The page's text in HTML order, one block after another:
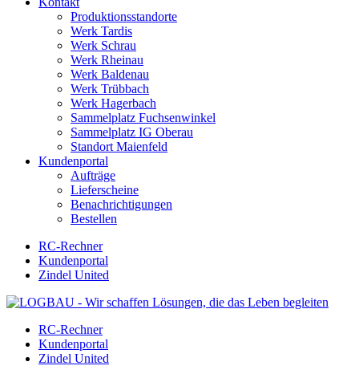
Produktionsstandorte
Werk Tardis
Werk Schrau
Werk Rheinau
Werk Baldenau
Werk Trübbach
Werk Hagerbach
Sammelplatz Fuchsenwinkel
Sammelplatz IG Oberau
Standort Maienfeld
Kundenportal
Aufträge
Lieferscheine
Benachrichtigungen
Bestellen
RC-Rechner
Kundenportal
Zindel United
RC-Rechner
Kundenportal
Zindel United